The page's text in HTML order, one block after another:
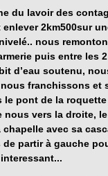
du lavoir des
2km500sur
nous
puis entre les
d’eau soutenu,
franchissons et
le pont de la roquette
nous vers la droite,
chapelle avec sa
partir à gauche